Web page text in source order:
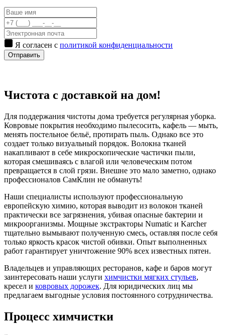
Я согласен с политикой конфиденциальности
Отправить
Чистота с доставкой на дом!
Для поддержания чистоты дома требуется регулярная уборка.
Ковровые покрытия необходимо пылесосить, кафель — мыть,
менять постельное бельё, протирать пыль. Однако все это
создает только визуальный порядок. Волокна тканей
накапливают в себе микроскопические частички пыли,
которая смешиваясь с влагой или человеческим потом
превращается в слой грязи. Внешне это мало заметно, однако
профессионалов СамКлин не обмануть!
Наши специалисты используют профессиональную
европейскую химию, которая выводит из волокон тканей
практически все загрязнения, убивая опасные бактерии и
микроорганизмы. Мощные экстракторы Numatic и Karcher
тщательно вымывают полученную смесь, оставляя после себя
только яркость красок чистой обивки. Опыт выполненных
работ гарантирует уничтожение 90% всех известных пятен.
Владельцев и управляющих ресторанов, кафе и баров могут
заинтересовать наши услуги химчистки мягких стульев,
кресел и ковровых дорожек. Для юридических лиц мы
предлагаем выгодные условия постоянного сотрудничества.
Процесс химчистки